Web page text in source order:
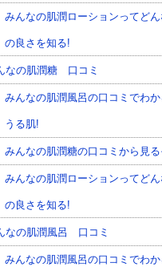
みんなの肌潤ローションってど
の良さを知る!
なの肌潤糖 口コミ
みんなの肌潤風呂の口コミでわ
うる肌!
みんなの肌潤糖の口コミから見
みんなの肌潤ローションってど
の良さを知る!
なの肌潤風呂 口コミ
みんなの肌潤風呂の口コミでわ